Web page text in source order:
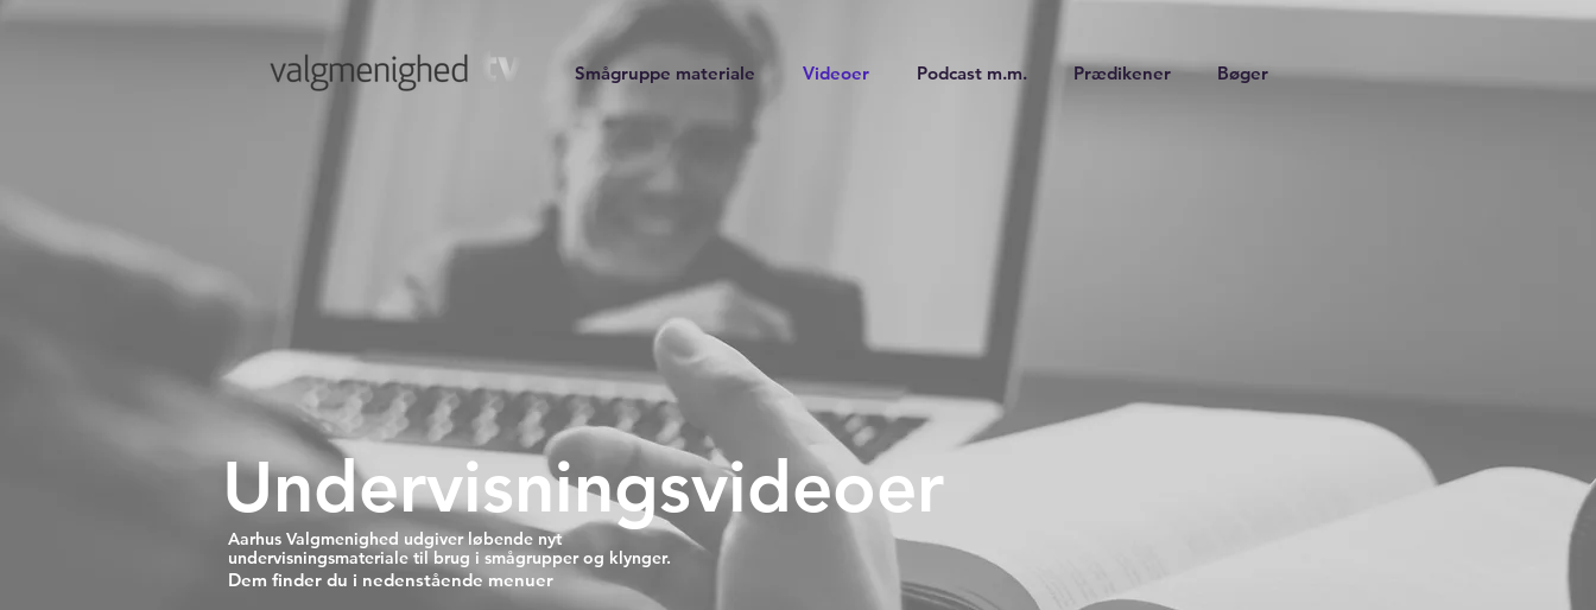
Smågruppe materiale Videoer Podcast m.m. Prædikener Bøger
Undervisningsvideoer
Aarhus Valgmenighed udgiver løbende nyt
undervisningsmateriale til brug i smågrupper og klynger.
Dem finder du i nedenstående menuer